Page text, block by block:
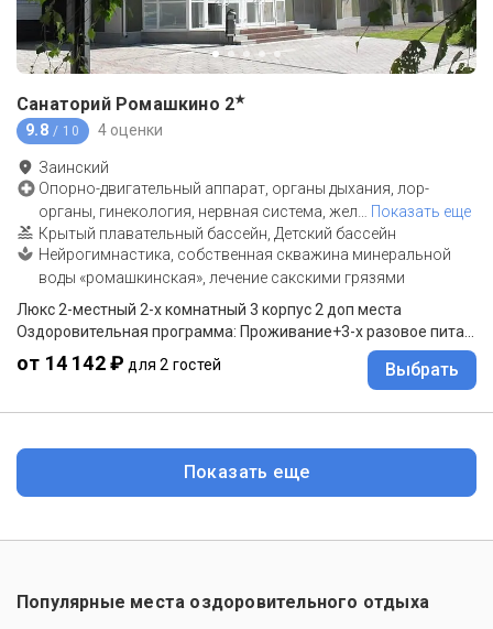
Санаторий Ромашкино 2★
9.8 / 10 4 оценки
Заинский
Опорно-двигательный аппарат, органы дыхания, лор-
органы, гинекология, нервная система, жел
Показать еще
Крытый плавательный бассейн, Детский бассейн
Нейрогимнастика, собственная скважина минеральной
воды «ромашкинская», лечение сакскими грязями
Люкс 2-местный 2-х комнатный 3 корпус 2 доп места
от 14 142 ₽ для 2 гостей Выбрать
Показать еще
Популярные места оздоровительного отдыха